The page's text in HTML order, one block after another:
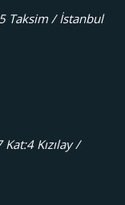
Taksim / İstanbul
Kızılay /